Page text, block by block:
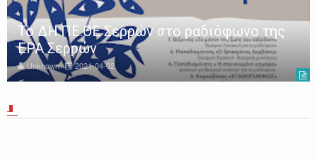
Το ΔΗ.ΠΕ.ΘΕ Σερρών στο ραδιόφωνο της
ΕΡΑ Σερρών
Unknown 2021-04-02